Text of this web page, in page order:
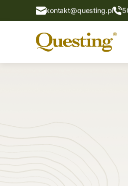
kontakt@questing.pl